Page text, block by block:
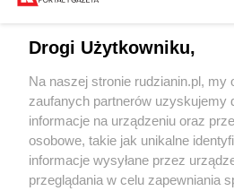
Wydawca mediów lokalnych
Drogi Użytkowniku,
Na naszej stronie rudzianin.pl, my
zaufanych partnerów uzyskujemy
informacje na urządzeniu oraz
osobowe, takie jak unikalne
informacje wysyłane przez
przeglądania w celu zapewniania